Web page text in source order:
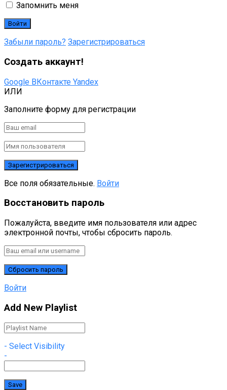
Запомнить меня
Забыли пароль? Зарегистрироваться
Создать аккаунт!
Google ВКонтакте Yandex
ИЛИ
Заполните форму для регистрации
Все поля обязательные. Войти
Восстановить пароль
Пожалуйста, введите имя пользователя или адрес
электронной почты, чтобы сбросить пароль.
Войти
Add New Playlist
- Select Visibility
-